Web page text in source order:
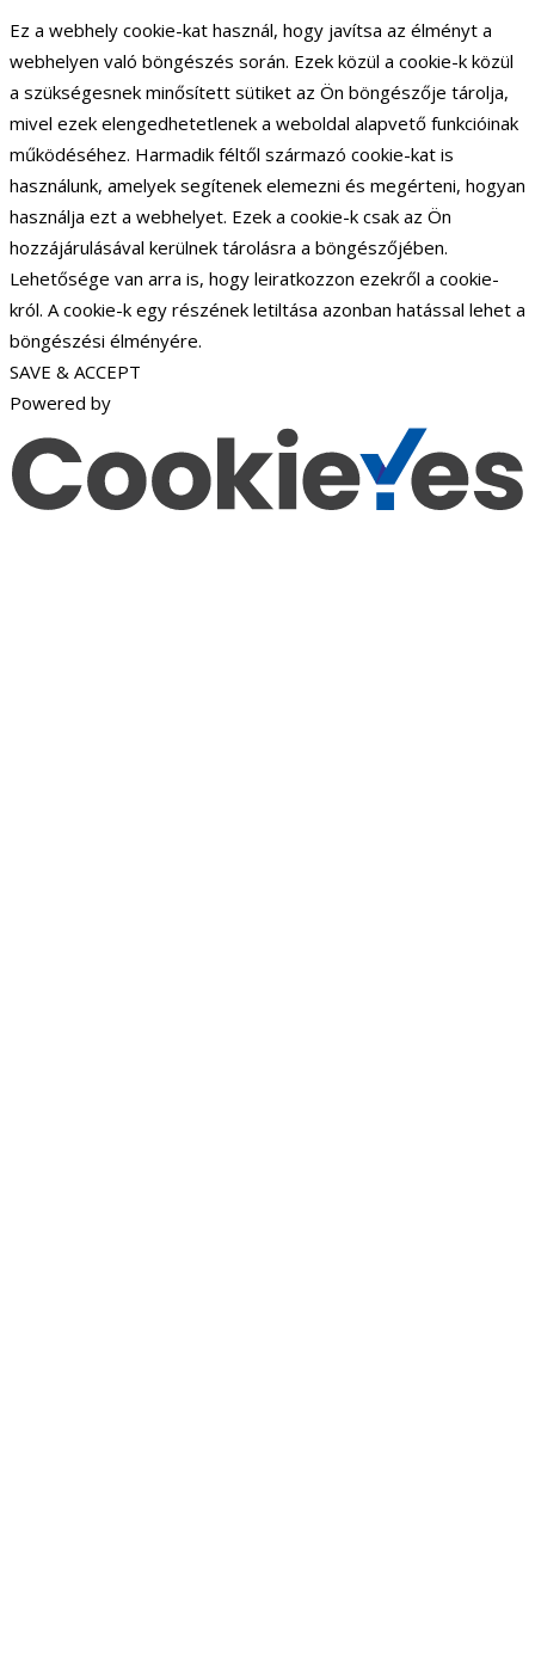
Ez a webhely cookie-kat használ, hogy javítsa az élményt a
webhelyen való böngészés során. Ezek közül a cookie-k közül
a szükségesnek minősített sütiket az Ön böngészője tárolja,
mivel ezek elengedhetetlenek a weboldal alapvető funkcióinak
működéséhez. Harmadik féltől származó cookie-kat is
használunk, amelyek segítenek elemezni és megérteni, hogyan
használja ezt a webhelyet. Ezek a cookie-k csak az Ön
hozzájárulásával kerülnek tárolásra a böngészőjében.
Lehetősége van arra is, hogy leiratkozzon ezekről a cookie-
król. A cookie-k egy részének letiltása azonban hatással lehet a
böngészési élményére.
SAVE & ACCEPT
Powered by